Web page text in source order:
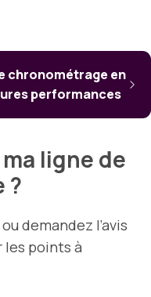
chronométrage en
performances
ligne de
?
demandez l’avis
les points à